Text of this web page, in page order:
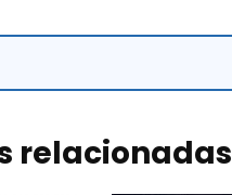
relacionadas